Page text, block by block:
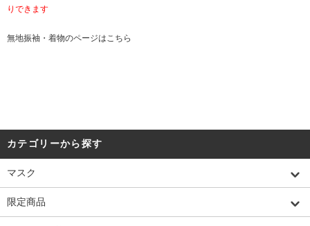
りできます
無地振袖・着物のページは こちら
カテゴリーから探す
マスク
限定商品